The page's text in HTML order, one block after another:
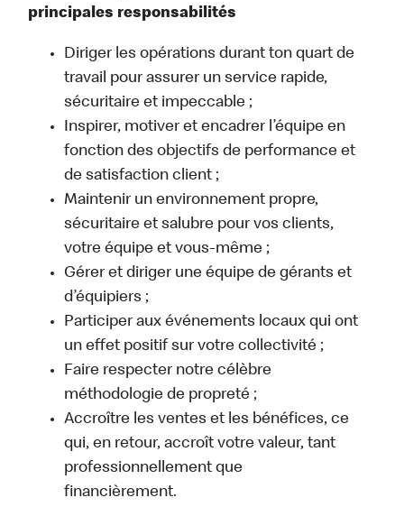
principales responsabilités
Diriger les opérations durant ton quart de
travail pour assurer un service rapide,
sécuritaire et impeccable ;
Inspirer, motiver et encadrer l’équipe en
fonction des objectifs de performance et
de satisfaction client ;
Maintenir un environnement propre,
sécuritaire et salubre pour vos clients,
votre équipe et vous-même ;
Gérer et diriger une équipe de gérants et
d’équipiers ;
Participer aux événements locaux qui ont
un effet positif sur votre collectivité ;
Faire respecter notre célèbre
méthodologie de propreté ;
Accroître les ventes et les bénéfices, ce
qui, en retour, accroît votre valeur, tant
professionnellement que
financièrement.